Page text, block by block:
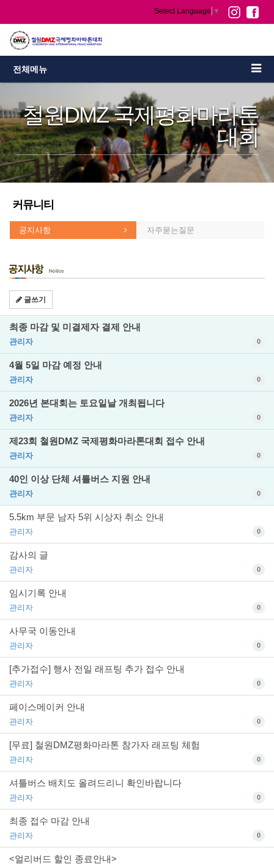
Select Language ▼
전체메뉴
철원DMZ 국제평화마라톤
대회
커뮤니티
공지사항 자주묻는질문
글쓰기
최종 마감 및 미결제자 결제 안내
관리자 0
4월 5일 마감 예정 안내
관리자 0
2026년 본대회는 토요일날 개최됩니다
관리자 0
제23회 철원DMZ 국제평화마라톤대회 접수 안내
관리자 0
40인 이상 단체 셔틀버스 지원 안내
관리자 0
5.5km 부문 남자 5위 시상자 취소 안내
관리자 0
감사의 글
관리자 0
임시기록 안내
관리자 0
사무국 이동안내
관리자 0
[추가접수] 행사 전일 래프팅 추가 접수 안내
관리자 0
페이스메이커 안내
관리자 0
[무료] 철원DMZ평화마라톤 참가자 래프팅 체험
관리자 0
셔틀버스 배치도 올려드리니 확인바랍니다
관리자 0
최종 접수 마감 안내
관리자 0
<얼리버드 할인 종료안내>